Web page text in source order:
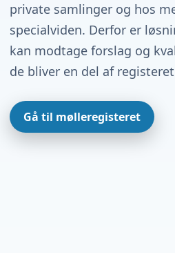
private samlinger og hos
specialviden. Derfor er
kan modtage forslag og
de bliver en del af
Gå til mølleregisteret